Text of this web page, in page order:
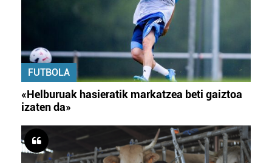
FUTBOLA
«Helburuak hasieratik markatzea beti gaiztoa
izaten da»